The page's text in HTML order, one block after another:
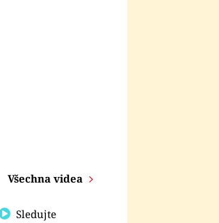
Všechna videa
Sledujte